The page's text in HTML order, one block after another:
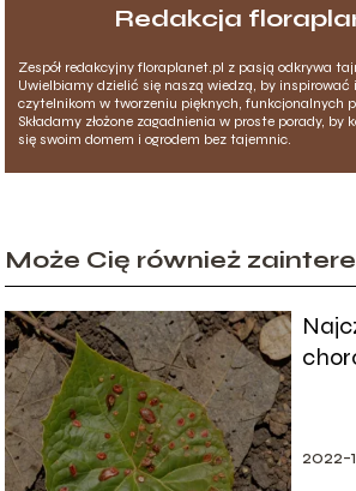
Redakcja
Zespół redakcyjny floraplanet.pl z pasją odkrywa
Uwielbiamy dzielić się naszą wiedzą, by inspirować
czytelnikom w tworzeniu pięknych, funkcjonalnych
Składamy złożone zagadnienia w proste porady, by
się swoim domem i ogrodem bez tajemnic.
Może Cię również
2022-